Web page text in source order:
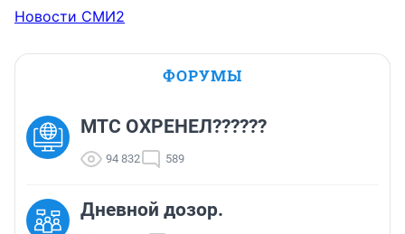
Новости СМИ2
ФОРУМЫ
МТС ОХРЕНЕЛ??????
94 832 589
Дневной дозор.